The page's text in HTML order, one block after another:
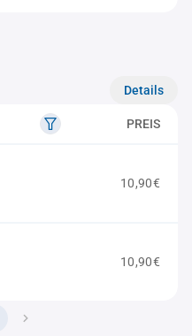
Details
PREIS
10,90€
10,90€